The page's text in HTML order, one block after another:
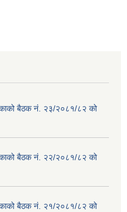
बैठक नं. २३/२०८१/८२ को
बैठक नं. २२/२०८१/८२ को
बैठक नं. २१/२०८१/८२ को